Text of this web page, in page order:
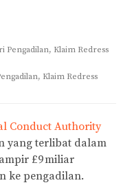
Klaim Redress
Conduct Authority
yang terlibat dalam
£9 miliar
ke pengadilan.